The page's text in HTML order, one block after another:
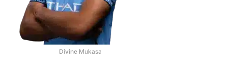
Divine Mukasa